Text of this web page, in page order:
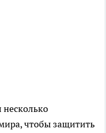
чтобы защитить